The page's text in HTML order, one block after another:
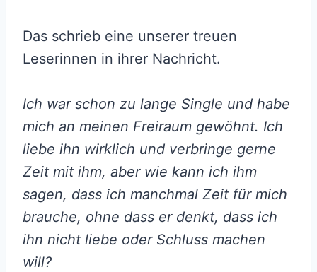
Das schrieb eine unserer treuen
Leserinnen in ihrer Nachricht.
Ich war schon zu lange Single und habe
mich an meinen Freiraum gewöhnt. Ich
liebe ihn wirklich und verbringe gerne
Zeit mit ihm, aber wie kann ich ihm
sagen, dass ich manchmal Zeit für mich
brauche, ohne dass er denkt, dass ich
ihn nicht liebe oder Schluss machen
will?